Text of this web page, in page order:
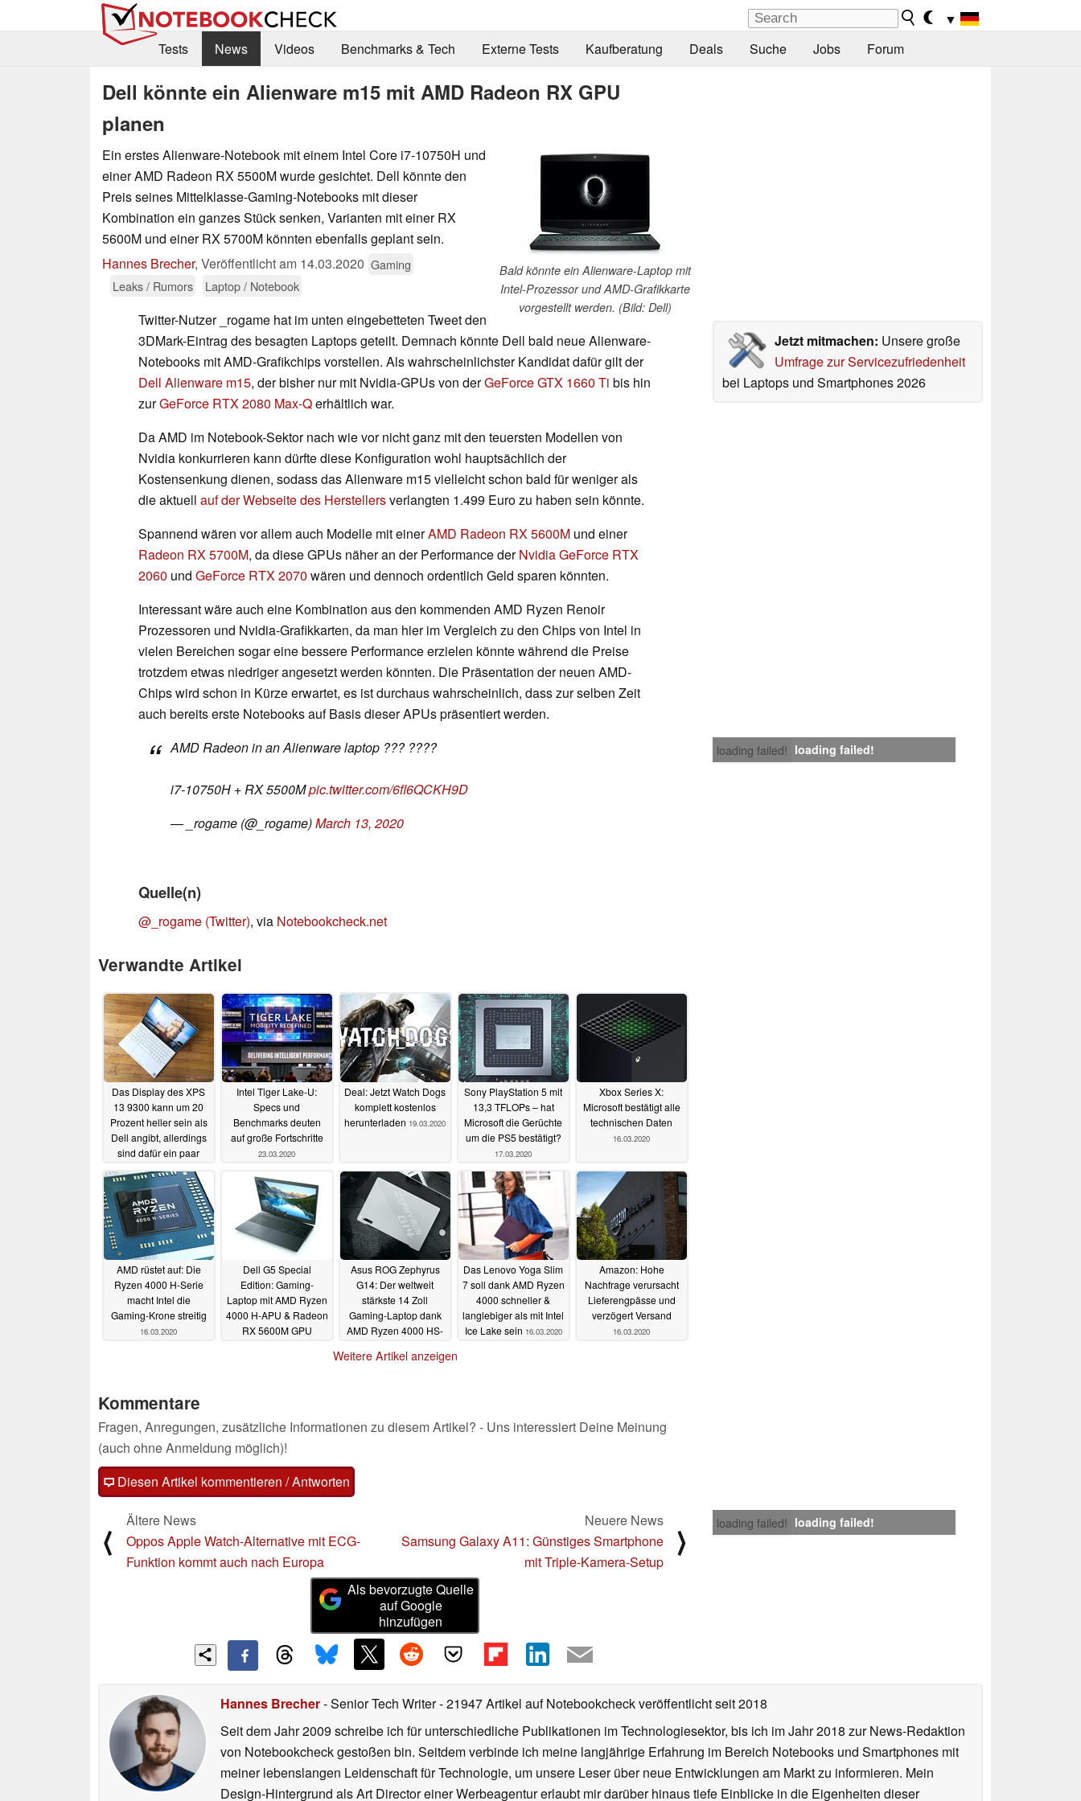
▼
Tests
News Videos Benchmarks & Tech Externe Tests Kaufberatung Deals Suche Jobs Forum
Dell könnte ein Alienware m15 mit AMD Radeon RX GPU
planen
Bald könnte ein Alienware-Laptop mit
Intel-Prozessor und AMD-Grafikkarte
vorgestellt werden. (Bild: Dell)
Ein erstes Alienware-Notebook mit einem Intel Core i7-10750H und
einer AMD Radeon RX 5500M wurde gesichtet. Dell könnte den
Preis seines Mittelklasse-Gaming-Notebooks mit dieser
Kombination ein ganzes Stück senken, Varianten mit einer RX
5600M und einer RX 5700M könnten ebenfalls geplant sein.
Hannes Brecher, Veröffentlicht am 14.03.2020 Gaming
Leaks / Rumors
Laptop / Notebook
Jetzt mitmachen: Unsere große
Umfrage zur Servicezufriedenheit
bei Laptops und Smartphones 2026
Twitter-Nutzer _rogame hat im unten eingebetteten Tweet den
3DMark-Eintrag des besagten Laptops geteilt. Demnach könnte Dell bald neue Alienware-
Notebooks mit AMD-Grafikchips vorstellen. Als wahrscheinlichster Kandidat dafür gilt der
Dell Alienware m15, der bisher nur mit Nvidia-GPUs von derGeForce GTX 1660 Ti bis hin
zurGeForce RTX 2080 Max-Qerhältlich war.
Da AMD im Notebook-Sektor nach wie vor nicht ganz mit den teuersten Modellen von
Nvidia konkurrieren kann dürfte diese Konfiguration wohl hauptsächlich der
Kostensenkung dienen, sodass das Alienware m15 vielleicht schon bald für weniger als
die aktuell auf der Webseite des Herstellersverlangten 1.499 Euro zu haben sein könnte.
Spannend wären vor allem auch Modelle mit einerAMD Radeon RX 5600M und einer
Radeon RX 5700M, da diese GPUs näher an der Performance derNvidia GeForce RTX
2060 und GeForce RTX 2070 wären und dennoch ordentlich Geld sparen könnten.
Interessant wäre auch eine Kombination aus den kommenden AMD Ryzen Renoir
Prozessoren und Nvidia-Grafikkarten, da man hier im Vergleich zu den Chips von Intel in
vielen Bereichen sogar eine bessere Performance erzielen könnte während die Preise
trotzdem etwas niedriger angesetzt werden könnten. Die Präsentation der neuen AMD-
Chips wird schon in Kürze erwartet, es ist durchaus wahrscheinlich, dass zur selben Zeit
auch bereits erste Notebooks auf Basis dieser APUs präsentiert werden.
loading failed! loading failed!
AMD Radeon in an Alienware laptop ??? ????
i7-10750H + RX 5500Mpic.twitter.com/6fl6QCKH9D
— _rogame (@_rogame)March 13, 2020
Quelle(n)
@_rogame (Twitter), via Notebookcheck.net
Verwandte Artikel
Das Display des XPS
13 9300 kann um 20
Prozent heller sein als
Dell angibt, allerdings
sind dafür ein paar
29.03.2020
Intel Tiger Lake-U:
Specs und
Benchmarks deuten
auf große Fortschritte
23.03.2020
Deal: Jetzt Watch Dogs
komplett kostenlos
herunterladen 19.03.2020
Sony PlayStation 5 mit
13,3 TFLOPs – hat
Microsoft die Gerüchte
um die PS5 bestätigt?
17.03.2020
Xbox Series X:
Microsoft bestätigt alle
technischen Daten
16.03.2020
AMD rüstet auf: Die
Ryzen 4000 H-Serie
macht Intel die
Gaming-Krone streitig
16.03.2020
Dell G5 Special
Edition: Gaming-
Laptop mit AMD Ryzen
4000 H-APU & Radeon
RX 5600M GPU
Asus ROG Zephyrus
G14: Der weltweit
stärkste 14 Zoll
Gaming-Laptop dank
AMD Ryzen 4000 HS-
Das Lenovo Yoga Slim
7 soll dank AMD Ryzen
4000 schneller &
langlebiger als mit Intel
Ice Lake sein 16.03.2020
Amazon: Hohe
Nachfrage verursacht
Lieferengpässe und
verzögert Versand
16.03.2020
Weitere Artikel anzeigen
Kommentare
Fragen, Anregungen, zusätzliche Informationen zu diesem Artikel? - Uns interessiert Deine Meinung
(auch ohne Anmeldung möglich)!
Diesen Artikel kommentieren / Antworten
loading failed! loading failed!
⟨
Ältere News
Oppos Apple Watch-Alternative mit ECG-
Funktion kommt auch nach Europa
Neuere News
Samsung Galaxy A11: Günstiges Smartphone
mit Triple-Kamera-Setup
⟩
Als bevorzugte Quelle
auf Google
hinzufügen
Hannes Brecher- Senior Tech Writer- 21947 Artikel auf Notebookcheck veröffentlichtseit 2018
Seit dem Jahr 2009 schreibe ich für unterschiedliche Publikationen im Technologiesektor, bis ich im Jahr 2018 zur News-Redaktion
von Notebookcheck gestoßen bin. Seitdem verbinde ich meine langjährige Erfahrung im Bereich Notebooks und Smartphones mit
meiner lebenslangen Leidenschaft für Technologie, um unsere Leser über neue Entwicklungen am Markt zu informieren. Mein
Design-Hintergrund als Art Director einer Werbeagentur erlaubt mir darüber hinaus tiefe Einblicke in die Eigenheiten dieser